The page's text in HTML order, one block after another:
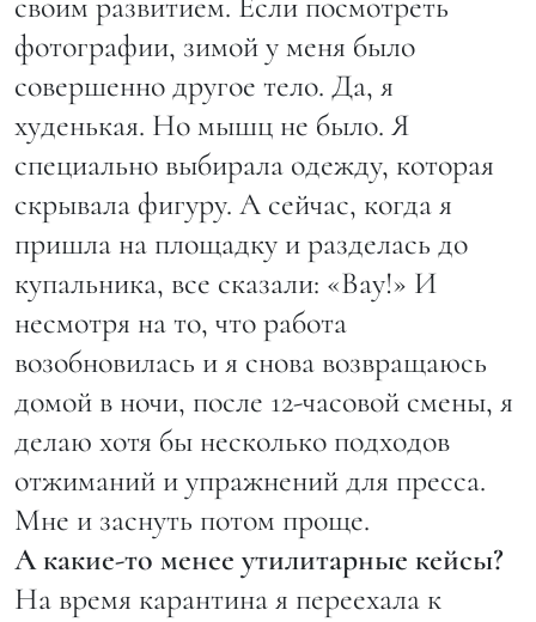
фотографии, зимой у меня было
совершенно другое тело. Да, я
худенькая. Но мышц не было. Я
специально выбирала одежду, которая
скрывала фигуру. А сейчас, когда я
пришла на площадку и разделась до
купальника, все сказали: «Вау!» И
несмотря на то, что работа
возобновилась и я снова возвращаюсь
домой в ночи, после 12-часовой смены, я
делаю хотя бы несколько подходов
отжиманий и упражнений для пресса.
Мне и заснуть потом проще.
А какие-то менее утилитарные кейсы?
На время карантина я переехала к